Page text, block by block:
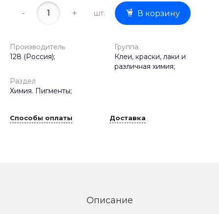
- + шт. В корзину
Производитель
128 (Россия);
Группа
Клеи, краски, лаки и
различная химия;
Раздел
Химия. Пигменты;
Способы оплаты Доставка
Описание